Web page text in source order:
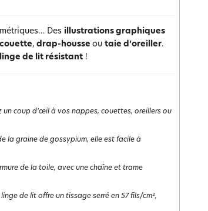
Des illustrations graphiques
, drap-housse ou taie d’oreiller.
linge de lit résistant !
coup d’œil à vos nappes, couettes, oreillers ou
la graine de gossypium, elle est facile à
de la toile, avec une chaîne et trame
de lit offre un tissage serré en 57 fils/cm²,